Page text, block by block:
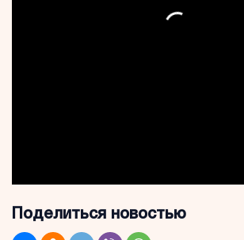
Поделиться новостью